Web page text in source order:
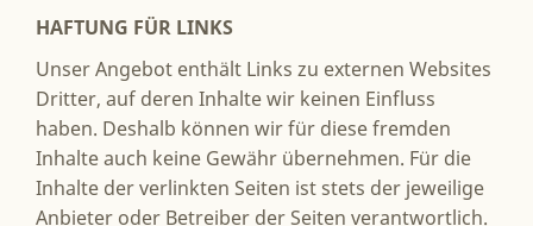
HAFTUNG FÜR LINKS
Unser Angebot enthält Links zu externen Websites
Dritter, auf deren Inhalte wir keinen Einfluss
haben. Deshalb können wir für diese fremden
Inhalte auch keine Gewähr übernehmen. Für die
Inhalte der verlinkten Seiten ist stets der jeweilige
Anbieter oder Betreiber der Seiten verantwortlich.